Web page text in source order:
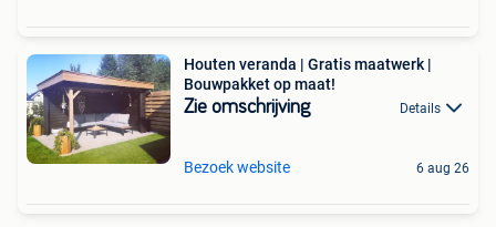
Houten veranda | Gratis maatwerk |
Bouwpakket op maat!
Zie omschrijving Details
Bezoek website 6 aug 26